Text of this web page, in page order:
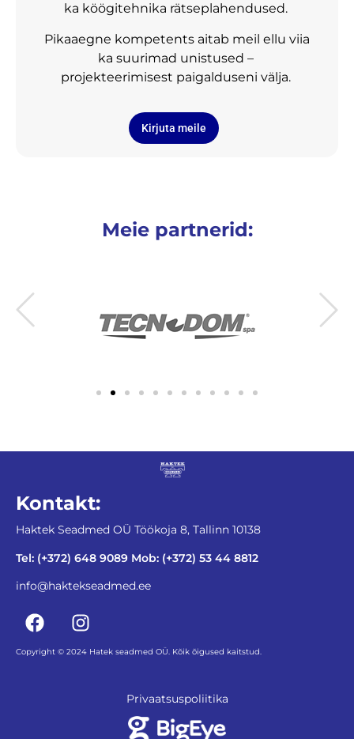
ka köögitehnika rätseplahendused.
Pikaaegne kompetents aitab meil ellu viia
ka suurimad unistused –
projekteerimisest paigalduseni välja.
Kirjuta meile
Meie partnerid:
Kontakt:
Haktek Seadmed OÜ Töökoja 8, Tallinn 10138
Tel: (+372) 648 9089 Mob: (+372) 53 44 8812
info@haktekseadmed.ee
Copyright © 2024 Hatek seadmed OÜ. Kõik õigused kaitstud.
Privaatsuspoliitika